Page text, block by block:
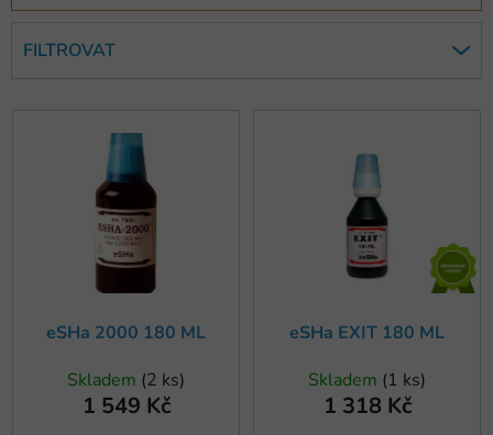
z
FILTROVAT
eSHa 2000 180 ML
Skladem (2 ks)
1 549 Kč
eSHa EXIT 180 ML
Skladem (1 ks)
1 318 Kč